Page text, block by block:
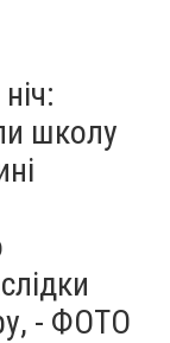
шукаємо
школу
- ФОТО